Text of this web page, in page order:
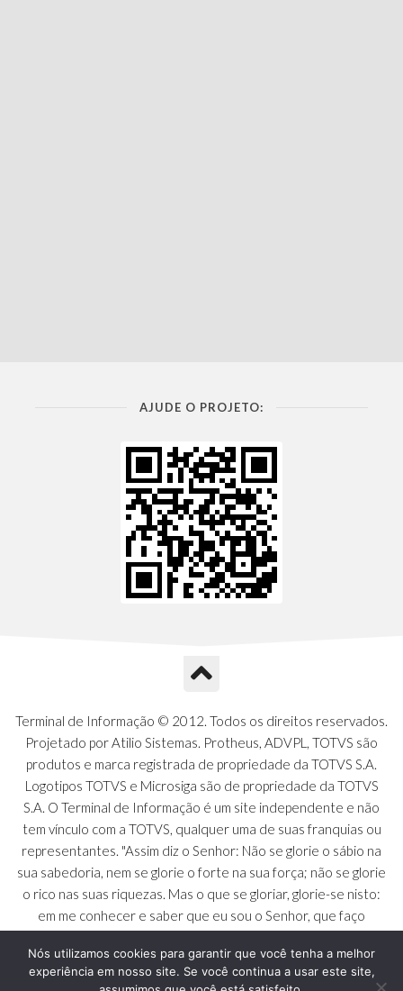
AJUDE O PROJETO:
Terminal de Informação © 2012. Todos os direitos reservados.
Projetado por Atilio Sistemas. Protheus, ADVPL, TOTVS são
produtos e marca registrada de propriedade da TOTVS S.A.
Logotipos TOTVS e Microsiga são de propriedade da TOTVS
S.A. O Terminal de Informação é um site independente e não
tem vínculo com a TOTVS, qualquer uma de suas franquias ou
representantes. "Assim diz o Senhor: Não se glorie o sábio na
sua sabedoria, nem se glorie o forte na sua força; não se glorie
o rico nas suas riquezas. Mas o que se gloriar, glorie-se nisto:
em me conhecer e saber que eu sou o Senhor, que faço
Nós utilizamos cookies para garantir que você tenha a melhor
experiência em nosso site. Se você continua a usar este site,